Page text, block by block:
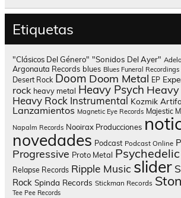
Etiquetas
"Clásicos Del Género" "Sonidos Del Ayer"
Argonauta Records blues Blues Funeral Recordings
Desert Rock Doom Doom Metal EP
rock heavy metal Heavy Psych
Heavy Rock Instrumental Kozmik
Lanzamientos Magnetic Eye Records Majestic
Napalm Records Nooirax Producciones
novedades Podcast Podcast Online
Progressive Proto Metal Psychedelic
Relapse Records Ripple Music slider
Rock Spinda Records Stickman Records
Tee Pee Records